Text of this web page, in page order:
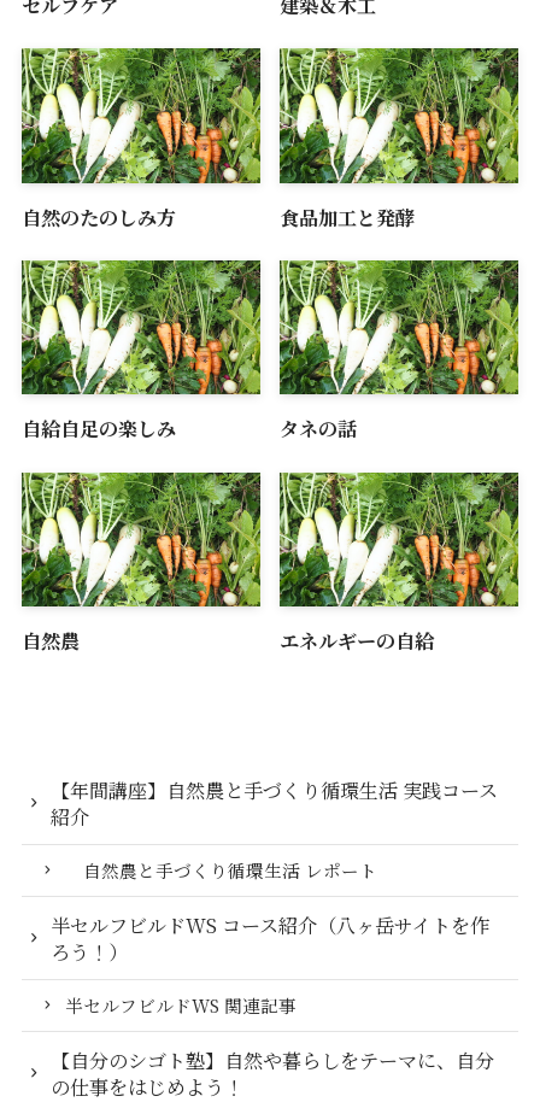
自然のたのしみ方 食品加工と発酵
自給自足の楽しみ タネの話
自然農 エネルギーの自給
【年間講座】自然農と手づくり循環生活 実践コース
紹介
自然農と手づくり循環生活 レポート
半セルフビルドWS コース紹介（八ヶ岳サイトを作
ろう！）
半セルフビルドWS 関連記事
【自分のシゴト塾】自然や暮らしをテーマに、自分
の仕事をはじめよう！